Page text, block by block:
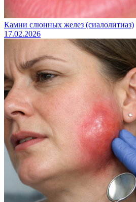
Камни слюнных желез (сиалолитиаз)
17.02.2026